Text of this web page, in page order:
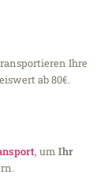
Ihre
ab 80€.
, um Ihr